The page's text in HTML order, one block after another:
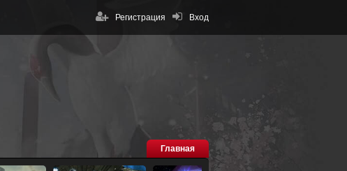
Вход
Регистрация
Главная